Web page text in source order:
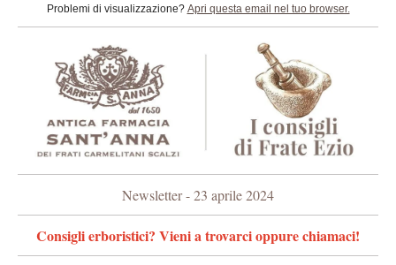
Problemi di visualizzazione? Apri questa email nel tuo browser.
Newsletter - 23 aprile 2024
Consigli erboristici? Vieni a trovarci oppure chiamaci!